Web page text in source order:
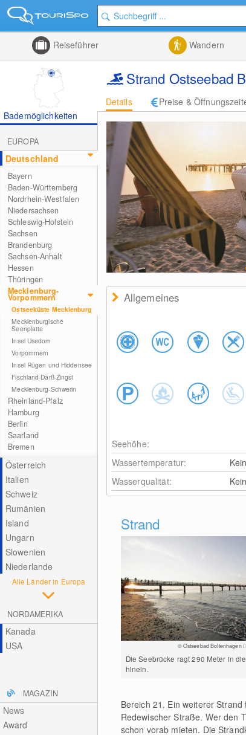
Reiseführer Wandern
Strand Ostseebad
Details Preise &
Bademöglichkeiten
EUROPA
Deutschland
Bayern
Baden-Württemberg
Nordrhein-Westfalen
Niedersachsen
Schleswig-Holstein
Sachsen
Brandenburg
Sachsen-Anhalt
Hessen
Thüringen
Mecklenburg-
Vorpommern
Ostseeküste Mecklenburg
Mecklenburgische
Seenplatte
Insel Usedom
Vorpommern
Insel Rügen und Hiddensee
Fischland-Darß-Zingst
Mecklenburg-Schwerin
Rheinland-Pfalz
Hamburg
Berlin
Saarland
Bremen
Österreich
Italien
Schweiz
Rumänien
Island
Ungarn
Slowenien
Niederlande
Alle Länder in Europa
NORDAMERIKA
Kanada
USA
MAGAZIN
News
Award
Allgemeines
Seehöhe:
Wassertemperatur:
Wasserqualität:
Strand
© Ostseebad Boltenhagen /
Die Seebrücke ragt 290 Meter in
hinein.
Bereich 21. Ein weiterer
Redewischer Straße. Wer den
schon vorab mieten. Die